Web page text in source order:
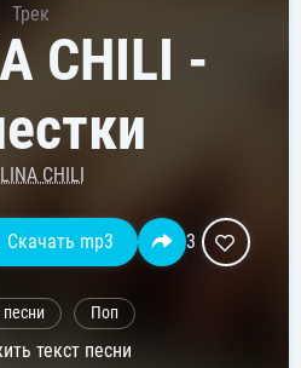
Трек
CHILI -
CHILI
Скачать mp3 3
песни Поп
текст песни